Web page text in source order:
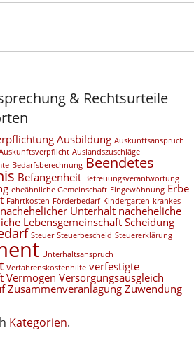
& Rechtsurteile
Ausbildung Auskunftsanspruch
Auslandszuschläge
Bedarfsberechnung Beendetes
Befangenheit Betreuungsverantwortung
eheähnliche Gemeinschaft Eingewöhnung Erbe
Fahrtkosten Förderbedarf Kindergarten krankes
nachehelicher Unterhalt nacheheliche
Lebensgemeinschaft Scheidung
Steuer Steuerbescheid Steuererklärung
Unterhaltsanspruch
Verfahrenskostenhilfe verfestigte
Vermögen Versorgungsausgleich
Zusammenveranlagung Zuwendung
Kategorien.